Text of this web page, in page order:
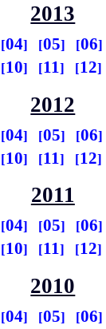
2013
04 05
06
10 11 12
2012
04 05
06
10 11 12
2011
04 05
06
10 11 12
2010
04 05
06